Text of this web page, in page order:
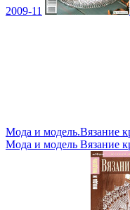
2009-11
Мода и модель.Вязание
Мода и модель Вязание